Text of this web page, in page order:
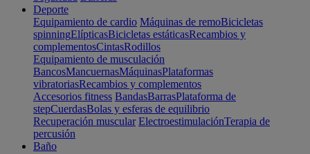
Deporte
Equipamiento de cardio Máquinas de remoBicicletas
spinningElípticasBicicletas estáticasRecambios y
complementosCintasRodillos
Equipamiento de musculación
BancosMancuernasMáquinasPlataformas
vibratoriasRecambios y complementos
Accesorios fitness BandasBarrasPlataforma de
stepCuerdasBolas y esferas de equilibrio
Recuperación muscular ElectroestimulaciónTerapia de
percusión
Baño